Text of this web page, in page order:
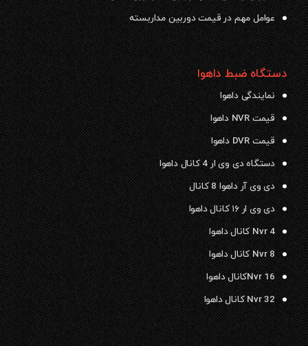
عوامل مهم در قیمت دوربین مداربسته
دستگاه ضبط داهوا
نمایندگی داهوا
قیمت NVR داهوا
قیمت DVR داهوا
دستگاه دی وی ار 4 کانال داهوا
دی وی آر داهوا 8 کانال
دی وی ار ۱۶ کانال داهوا
Nvr 4 کانال داهوا
Nvr 8 کانال داهوا
Nvr 16کانال داهوا
Nvr 32 کانال داهوا